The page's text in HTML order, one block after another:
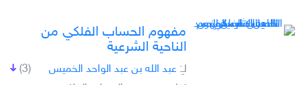
مفهوم الحساب الفلكي من
الناحية الشرعية
(3) لـِ: عبد الله بن عبد الواحد الخميس